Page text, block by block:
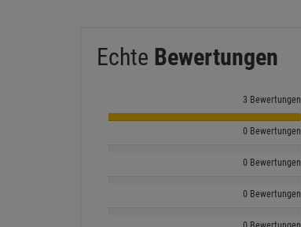
Echte Bewertungen
3 Bewertungen
0 Bewertungen
0 Bewertungen
0 Bewertungen